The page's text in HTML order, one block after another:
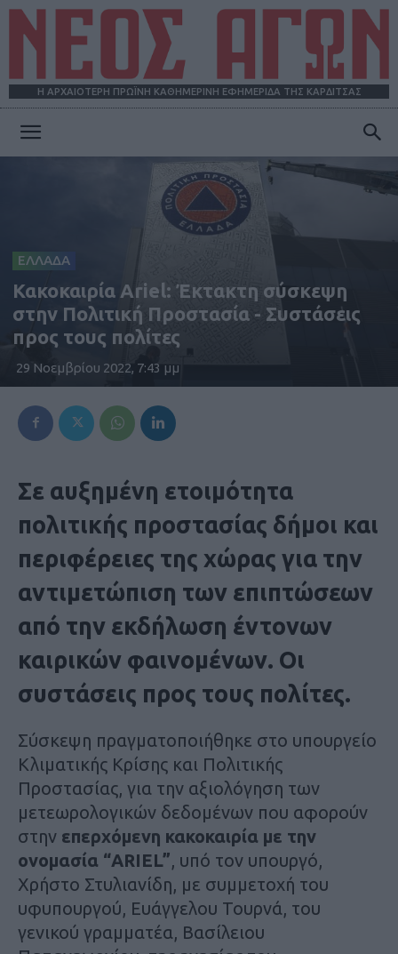
Η ΑΡΧΑΙΟΤΕΡΗ ΠΡΩΪΝΗ ΚΑΘΗΜΕΡΙΝΗ ΕΦΗΜΕΡΙΔΑ ΤΗΣ ΚΑΡΔΙΤΣΑΣ
ΑΓΩΝ
ΕΛΛΑΔΑ
Κακοκαιρία Ariel: Έκτακτη σύσκεψη
στην Πολιτική Προστασία - Συστάσεις
προς τους πολίτες
29 Νοεμβρίου 2022, 7:43 μμ
Σε αυξημένη ετοιμότητα
πολιτικής προστασίας δήμοι και
περιφέρειες της χώρας για την
αντιμετώπιση των επιπτώσεων
από την εκδήλωση έντονων
καιρικών φαινομένων. Οι
συστάσεις προς τους πολίτες.
Σύσκεψη πραγματοποιήθηκε στο υπουργείο
Κλιματικής Κρίσης και Πολιτικής
Προστασίας, για την αξιολόγηση των
μετεωρολογικών δεδομένων που αφορούν
στην επερχόμενη κακοκαιρία με την
ονομασία “ARIEL”, υπό τον υπουργό,
Χρήστο Στυλιανίδη, με συμμετοχή του
υφυπουργού, Ευάγγελου Τουρνά, του
γενικού γραμματέα, Βασίλειου